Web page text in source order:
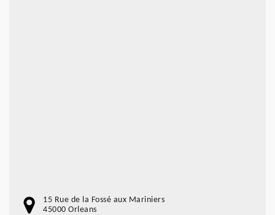
15 Rue de la Fossé aux Mariniers
45000 Orleans